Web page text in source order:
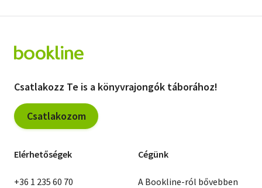
Csatlakozz Te is a könyvrajongók táborához!
Csatlakozom
Elérhetőségek
+36 1 235 60 70
Cégünk
A Bookline-ról bővebben